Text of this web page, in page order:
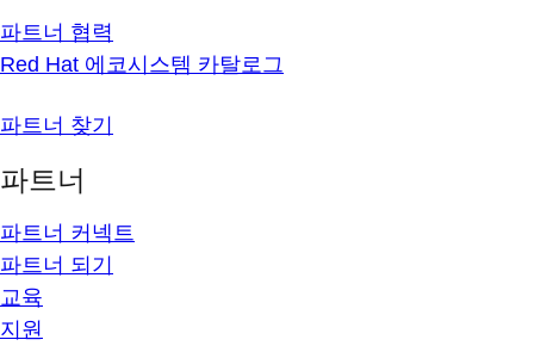
파트너 협력
Red Hat 에코시스템 카탈로그
파트너 찾기
파트너
파트너 커넥트
파트너 되기
교육
지원